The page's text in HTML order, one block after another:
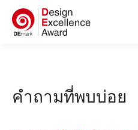
ประเภทรางวัล
คำถามที่พบบ่อย